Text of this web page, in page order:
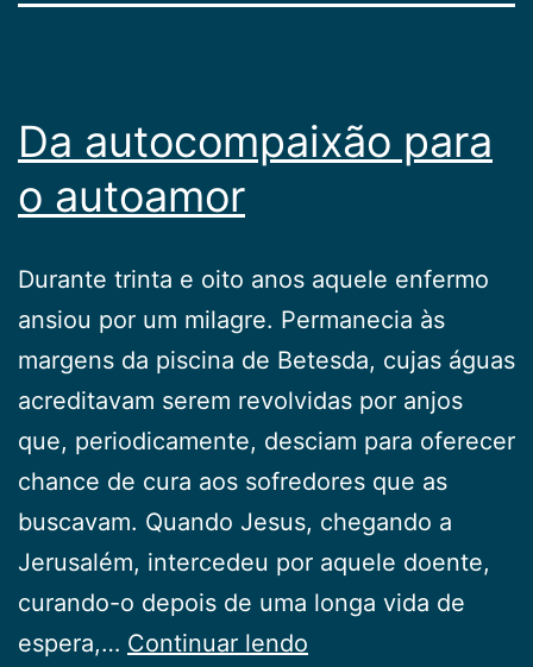
Da autocompaixão para
o autoamor
Durante trinta e oito anos aquele enfermo
ansiou por um milagre. Permanecia às
margens da piscina de Betesda, cujas águas
acreditavam serem revolvidas por anjos
que, periodicamente, desciam para oferecer
chance de cura aos sofredores que as
buscavam. Quando Jesus, chegando a
Jerusalém, intercedeu por aquele doente,
curando-o depois de uma longa vida de
espera,… Continuar lendo